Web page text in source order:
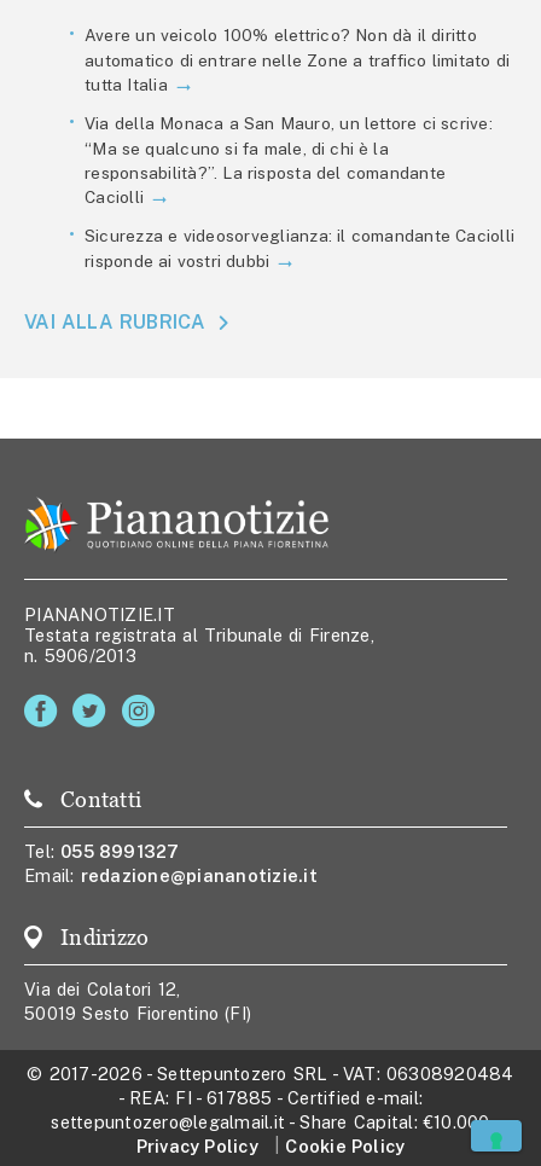
Avere un veicolo 100% elettrico? Non dà il diritto
automatico di entrare nelle Zone a traffico limitato di
tutta Italia
Via della Monaca a San Mauro, un lettore ci scrive:
“Ma se qualcuno si fa male, di chi è la
responsabilità?”. La risposta del comandante
Caciolli
Sicurezza e videosorveglianza: il comandante Caciolli
risponde ai vostri dubbi
VAI ALLA RUBRICA
PIANANOTIZIE.IT
Testata registrata al Tribunale di Firenze,
n. 5906/2013
Contatti
Tel: 055 8991327
Email: redazione@piananotizie.it
Indirizzo
Via dei Colatori 12,
50019 Sesto Fiorentino (FI)
© 2017-2026 -Settepuntozero SRL - VAT: 06308920484
- REA: FI - 617885 - Certified e-mail:
settepuntozero@legalmail.it - Share Capital:€10.000
Privacy Policy
Cookie Policy